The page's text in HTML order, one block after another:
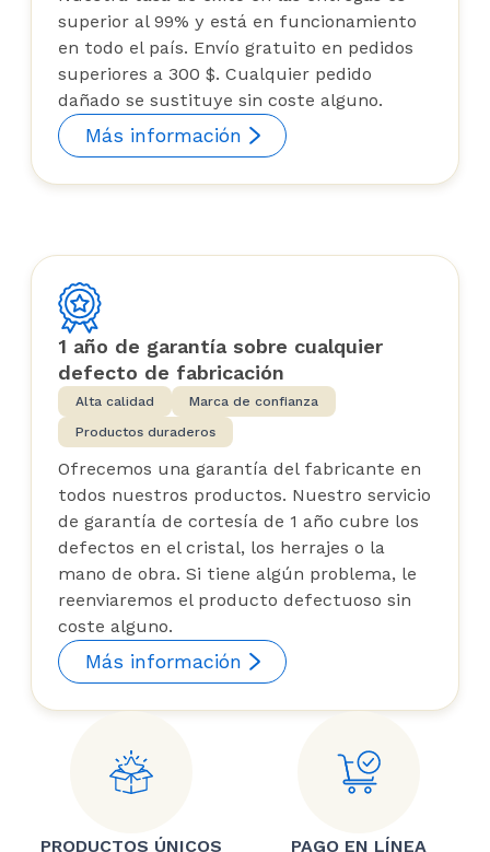
superior al 99% y está en funcionamiento
en todo el país. Envío gratuito en pedidos
superiores a 300 $. Cualquier pedido
dañado se sustituye sin coste alguno.
Más información
1 año de garantía sobre cualquier
defecto de fabricación
Alta calidad
Marca de confianza
Productos duraderos
Ofrecemos una garantía del fabricante en
todos nuestros productos. Nuestro servicio
de garantía de cortesía de 1 año cubre los
defectos en el cristal, los herrajes o la
mano de obra. Si tiene algún problema, le
reenviaremos el producto defectuoso sin
coste alguno.
Más información
PRODUCTOS ÚNICOS PAGO EN LÍNEA